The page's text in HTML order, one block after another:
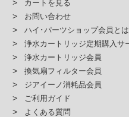
カートを見る
お問い合わせ
ハイ･パーツショップ会員とは
浄水カートリッジ定期購入サ
浄水カートリッジ会員
換気扇フィルター会員
ジアイーノ消耗品会員
ご利用ガイド
よくある質問